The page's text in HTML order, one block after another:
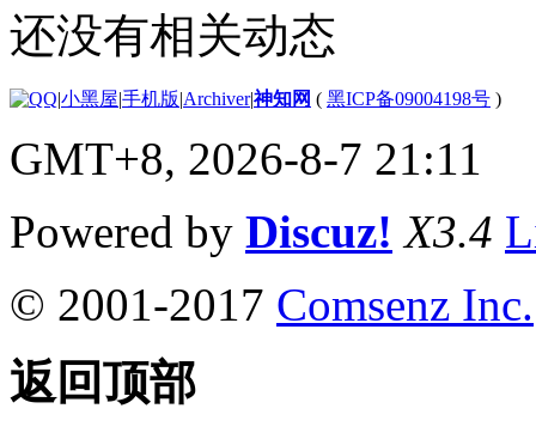
还没有相关动态
|小黑屋|手机版|Archiver|神知网 ( 黑ICP备09004198号 )
GMT+8, 2026-8-7 21:11
Powered by Discuz! X3.4
© 2001-2017 Comsenz Inc.
返回顶部